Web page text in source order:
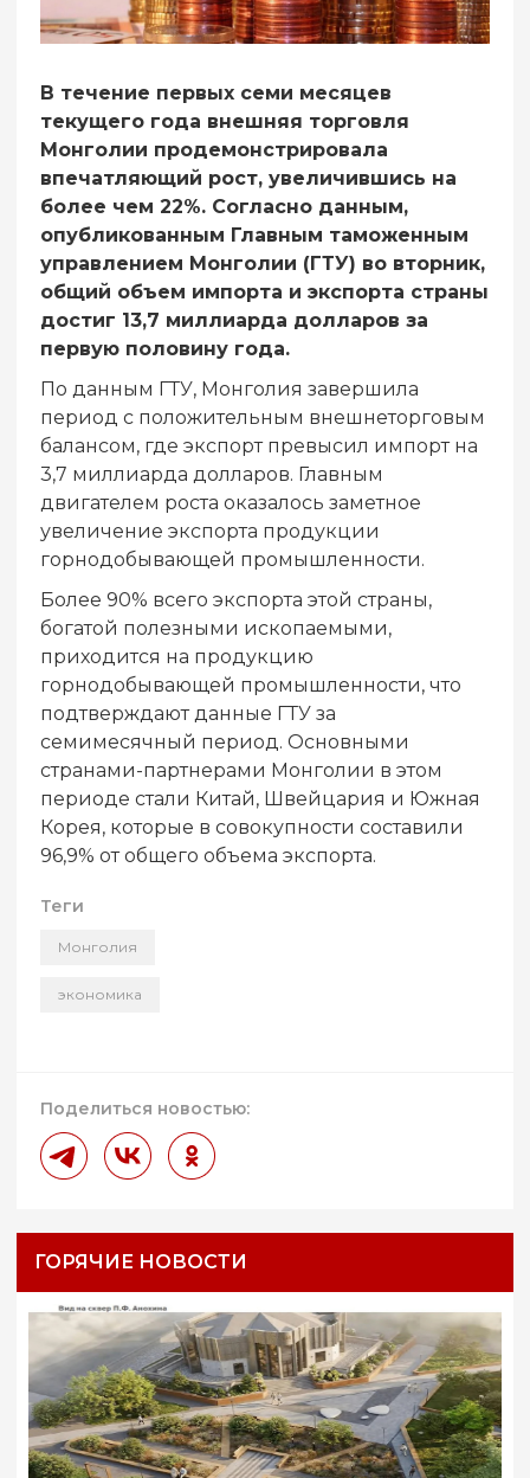
В течение первых семи месяцев
текущего года внешняя торговля
Монголии продемонстрировала
впечатляющий рост, увеличившись на
более чем 22%. Согласно данным,
опубликованным Главным таможенным
управлением Монголии (ГТУ) во вторник,
общий объем импорта и экспорта страны
достиг 13,7 миллиарда долларов за
первую половину года.
По данным ГТУ, Монголия завершила
период с положительным внешнеторговым
балансом, где экспорт превысил импорт на
3,7 миллиарда долларов. Главным
двигателем роста оказалось заметное
увеличение экспорта продукции
горнодобывающей промышленности.
Более 90% всего экспорта этой страны,
богатой полезными ископаемыми,
приходится на продукцию
горнодобывающей промышленности, что
подтверждают данные ГТУ за
семимесячный период. Основными
странами-партнерами Монголии в этом
периоде стали Китай, Швейцария и Южная
Корея, которые в совокупности составили
96,9% от общего объема экспорта.
Теги
Монголия
экономика
Поделиться новостью:
ГОРЯЧИЕ НОВОСТИ